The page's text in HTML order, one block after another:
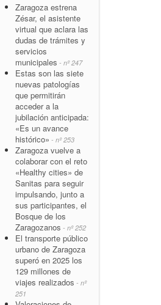
Zaragoza estrena
Zésar, el asistente
virtual que aclara las
dudas de trámites y
servicios
municipales - nº 247
Estas son las siete
nuevas patologías
que permitirán
acceder a la
jubilación anticipada:
«Es un avance
histórico» - nº 253
Zaragoza vuelve a
colaborar con el reto
«Healthy cities» de
Sanitas para seguir
impulsando, junto a
sus participantes, el
Bosque de los
Zaragozanos - nº 252
El transporte público
urbano de Zaragoza
superó en 2025 los
129 millones de
viajes realizados - nº
251